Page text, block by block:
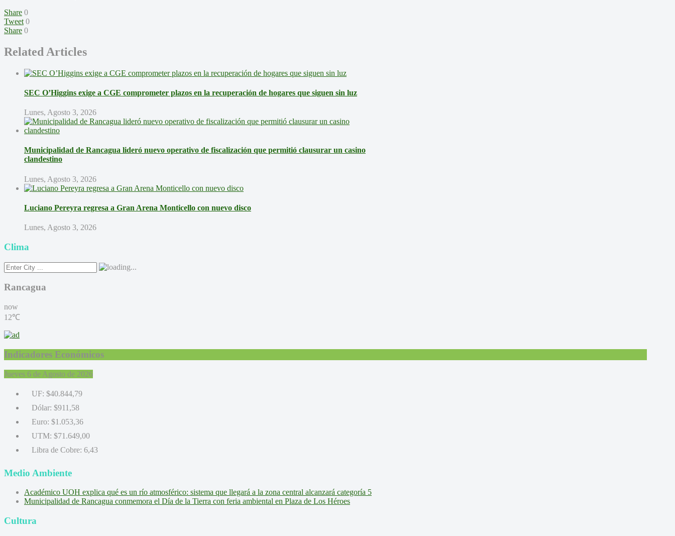
Share 0
Tweet 0
Share 0
Related Articles
SEC O’Higgins exige a CGE comprometer plazos en la recuperación de hogares que siguen sin luz
Lunes, Agosto 3, 2026
Municipalidad de Rancagua lideró nuevo operativo de fiscalización que permitió clausurar un casino
clandestino
Lunes, Agosto 3, 2026
Luciano Pereyra regresa a Gran Arena Monticello con nuevo disco
Lunes, Agosto 3, 2026
Clima
Rancagua
now
12℃
Indicadores Económicos
Jueves 6 de Agosto de 2026
UF: $40.844,79
Dólar: $911,58
Euro: $1.053,36
UTM: $71.649,00
Libra de Cobre: 6,43
Medio Ambiente
Académico UOH explica qué es un río atmosférico: sistema que llegará a la zona central alcanzará categoría 5
Municipalidad de Rancagua conmemora el Día de la Tierra con feria ambiental en Plaza de Los Héroes
Cultura